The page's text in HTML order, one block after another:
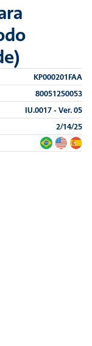
KP000201FAA
80051250053
IU.0017 - Ver. 05
2/14/25